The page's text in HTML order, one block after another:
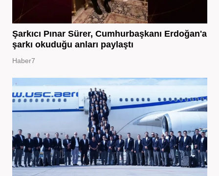
Şarkıcı Pınar Sürer, Cumhurbaşkanı Erdoğan'a
şarkı okuduğu anları paylaştı
Haber7